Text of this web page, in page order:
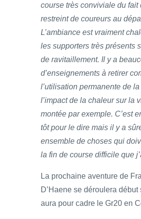
course très conviviale du fait
restreint de coureurs au
L’ambiance est vraiment
les supporters très présents
de ravitaillement. Il y a
d’enseignements à retirer
l’utilisation permanente de
l’impact de la chaleur sur la
montée par exemple. C’est
tôt pour le dire mais il y a
ensemble de choses qui
la fin de course difficile que
La prochaine aventure de
D’Haene se déroulera début
aura pour cadre le Gr20 en